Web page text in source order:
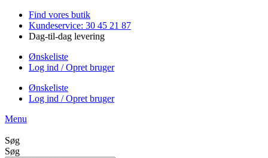
Videre
indhold
Find vores butik
Kundeservice: 30 45 21 87
Dag-til-dag levering
Ønskeliste
Log ind / Opret bruger
Ønskeliste
Log ind / Opret bruger
Menu
Søg
Søg